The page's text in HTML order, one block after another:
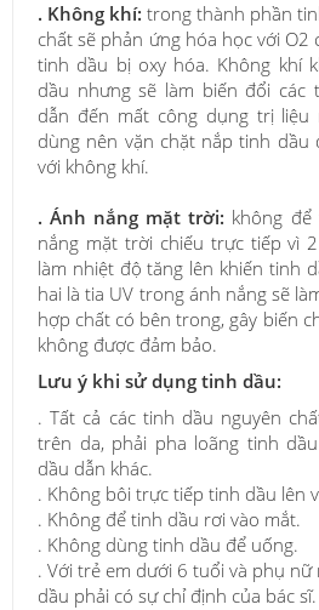
. Không khí: trong thành phần
chất sẽ phản ứng hóa học với O2
tinh dầu bị oxy hóa. Không khí
dầu nhưng sẽ làm biến đổi các
dẫn đến mất công dụng trị liệu
dùng nên vặn chặt nắp tinh dầu
với không khí.
. Ánh nắng mặt trời: không
nắng mặt trời chiếu trực tiếp vì
làm nhiệt độ tăng lên khiến tinh
hai là tia UV trong ánh nắng sẽ
hợp chất có bên trong, gây biến
không được đảm bảo.
Lưu ý khi sử dụng tinh dầu:
. Tất cả các tinh dầu nguyên
trên da, phải pha loãng tinh
dầu dẫn khác.
. Không bôi trực tiếp tinh dầu lên
. Không để tinh dầu rơi vào mắt.
. Không dùng tinh dầu để uống.
. Với trẻ em dưới 6 tuổi và phụ
dầu phải có sự chỉ định của bác sĩ.